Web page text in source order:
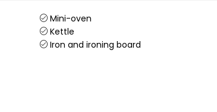
Mini-oven
Kettle
Iron and ironing board